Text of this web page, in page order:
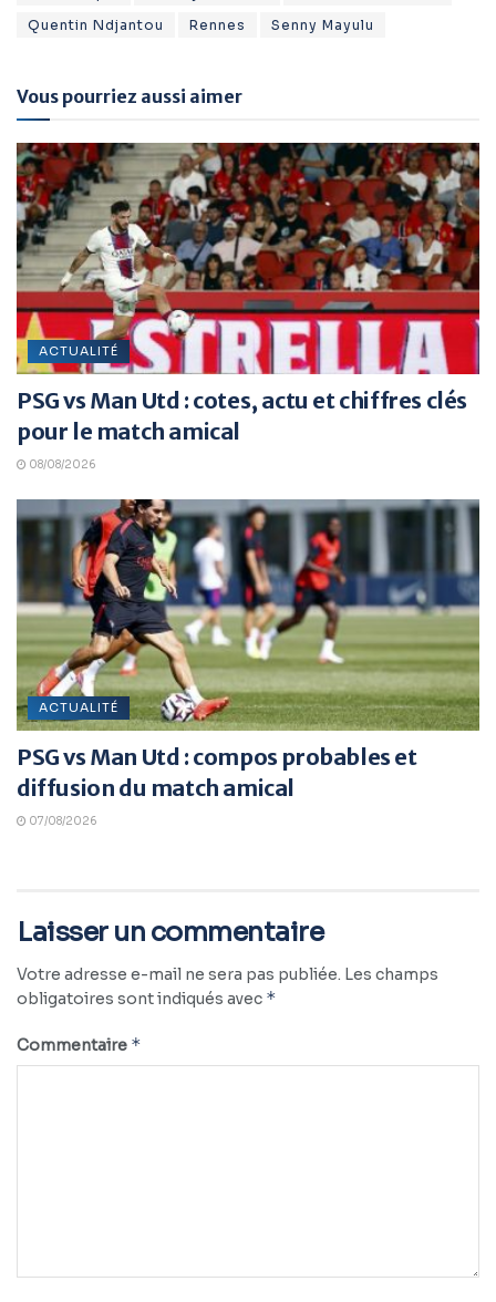
Quentin Ndjantou
Rennes Senny Mayulu
Vous pourriez aussi aimer
ACTUALITÉ
PSG vs Man Utd : cotes, actu et chiffres clés
pour le match amical
08/08/2026
ACTUALITÉ
PSG vs Man Utd : compos probables et
diffusion du match amical
07/08/2026
Laisser un commentaire
Votre adresse e-mail ne sera pas publiée. Les champs
obligatoires sont indiqués avec *
Commentaire *